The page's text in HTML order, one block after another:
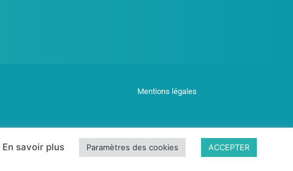
Mentions légales
En savoir plus Paramètres des cookies ACCEPTER